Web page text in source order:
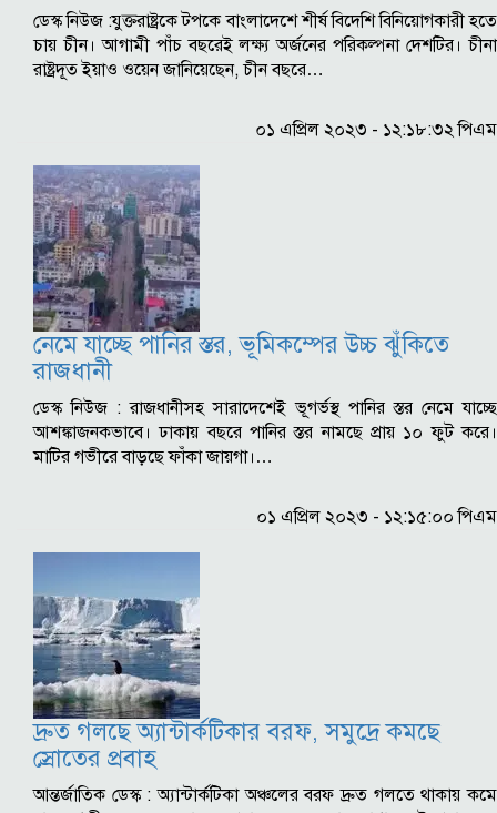
ডেস্ক নিউজ :যুক্তরাষ্ট্রকে টপকে বাংলাদেশে শীর্ষ বিদেশি বিনিয়োগকারী হতে
চায় চীন। আগামী পাঁচ বছরেই লক্ষ্য অর্জনের পরিকল্পনা দেশটির। চীনা
রাষ্ট্রদূত ইয়াও ওয়েন জানিয়েছেন, চীন বছরে…
০১ এপ্রিল ২০২৩ - ১২:১৮:৩২ পিএম
নেমে যাচ্ছে পানির স্তর, ভূমিকম্পের উচ্চ ঝুঁকিতে
রাজধানী
ডেস্ক নিউজ : রাজধানীসহ সারাদেশেই ভূগর্ভস্থ পানির স্তর নেমে যাচ্ছে
আশঙ্কাজনকভাবে। ঢাকায় বছরে পানির স্তর নামছে প্রায় ১০ ফুট করে।
মাটির গভীরে বাড়ছে ফাঁকা জায়গা।…
০১ এপ্রিল ২০২৩ - ১২:১৫:০০ পিএম
দ্রুত গলছে অ্যান্টার্কটিকার বরফ, সমুদ্রে কমছে
স্রোতের প্রবাহ
আন্তর্জাতিক ডেস্ক : অ্যান্টার্কটিকা অঞ্চলের বরফ দ্রুত গলতে থাকায় কমে